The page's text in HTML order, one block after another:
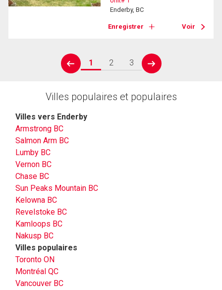
Enderby, BC
Enregistrer Voir
prev
1 2 3
next
Villes populaires et populaires
Villes vers Enderby
Armstrong BC
Salmon Arm BC
Lumby BC
Vernon BC
Chase BC
Sun Peaks Mountain BC
Kelowna BC
Revelstoke BC
Kamloops BC
Nakusp BC
Villes populaires
Toronto ON
Montréal QC
Vancouver BC